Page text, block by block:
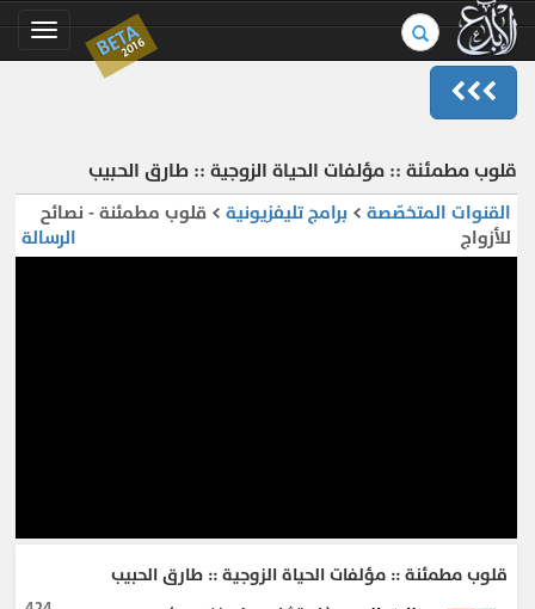
BETA
2016
بحث
في
الموسوعة..
قلوب مطمئنة :: مؤلفات الحياة الزوجية :: طارق الحبيب
القنوات المتخصّصة > برامج تليفزيونية > قلوب مطمئنة - نصائح
للأزواج
الرسالة
قلوب مطمئنة :: مؤلفات الحياة الزوجية :: طارق الحبيب